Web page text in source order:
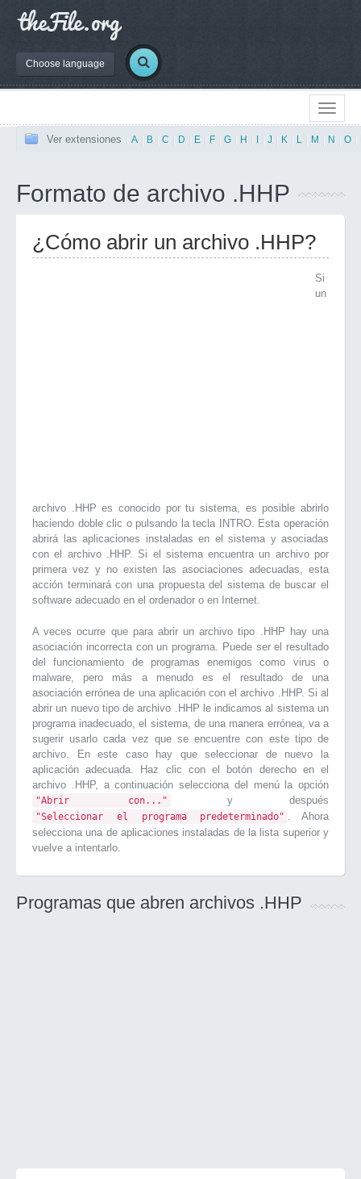
Choose language
Ver extensiones A B C D E F G H J K L M N O
Formato de archivo .HHP
¿Cómo abrir un archivo .HHP?
Si
un
archivo .HHP es conocido por tu sistema, es posible abrirlo
haciendo doble clic o pulsando la tecla INTRO. Esta operación
abrirá las aplicaciones instaladas en el sistema y asociadas
con el archivo .HHP. Si el sistema encuentra un archivo por
primera vez y no existen las asociaciones adecuadas, esta
acción terminará con una propuesta del sistema de buscar el
software adecuado en el ordenador o en Internet.
A veces ocurre que para abrir un archivo tipo .HHP hay una
asociación incorrecta con un programa. Puede ser el resultado
del funcionamiento de programas enemigos como virus o
malware, pero más a menudo es el resultado de una
asociación errónea de una aplicación con el archivo .HHP. Si al
abrir un nuevo tipo de archivo .HHP le indicamos al sistema un
programa inadecuado, el sistema, de una manera errónea, va a
sugerir usarlo cada vez que se encuentre con este tipo de
archivo. En este caso hay que seleccionar de nuevo la
aplicación adecuada. Haz clic con el botón derecho en el
archivo .HHP, a continuación selecciona del menú la opción
"Abrir con..." y después
"Seleccionar el programa predeterminado" . Ahora
selecciona una de aplicaciones instaladas de la lista superior y
vuelve a intentarlo.
Programas que abren archivos .HHP